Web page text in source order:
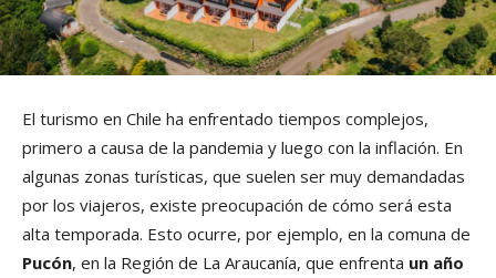
El turismo en Chile ha enfrentado tiempos complejos,
primero a causa de la pandemia y luego con la inflación. En
algunas zonas turísticas, que suelen ser muy demandadas
por los viajeros, existe preocupación de cómo será esta
alta temporada. Esto ocurre, por ejemplo, en la comuna de
Pucón, en la Región de La Araucanía, que enfrenta un año